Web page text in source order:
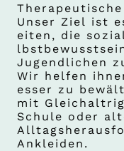
Unser Ziel ist
eiten, die
Jugendlichen
Wir helfen
esser zu
mit
Schule oder
Ankleiden.